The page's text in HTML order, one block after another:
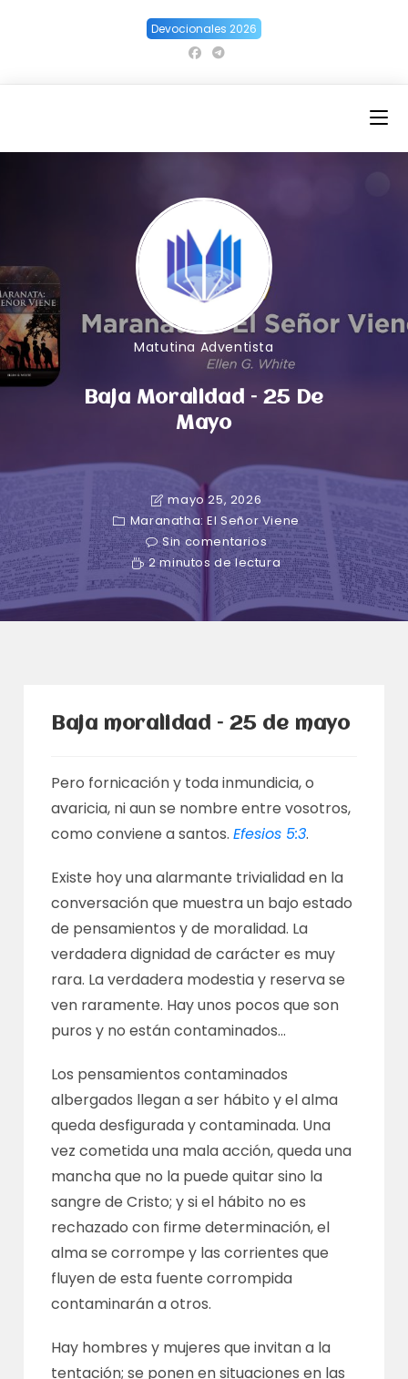
Devocionales 2026
Matutina Adventista
Baja Moralidad – 25 De
Mayo
mayo 25, 2026
Maranatha: El Señor Viene
Sin comentarios
2 minutos de lectura
Baja moralidad – 25 de mayo
Pero fornicación y toda inmundicia, o
avaricia, ni aun se nombre entre vosotros,
como conviene a santos.Efesios 5:3.
Existe hoy una alarmante trivialidad en la
conversación que muestra un bajo estado
de pensamientos y de moralidad. La
verdadera dignidad de carácter es muy
rara. La verdadera modestia y reserva se
ven raramente. Hay unos pocos que son
puros y no están contaminados…
Los pensamientos contaminados
albergados llegan a ser hábito y el alma
queda desfigurada y contaminada. Una
vez cometida una mala acción, queda una
mancha que no la puede quitar sino la
sangre de Cristo; y si el hábito no es
rechazado con firme determinación, el
alma se corrompe y las corrientes que
fluyen de esta fuente corrompida
contaminarán a otros.
Hay hombres y mujeres que invitan a la
tentación; se ponen en situaciones en las